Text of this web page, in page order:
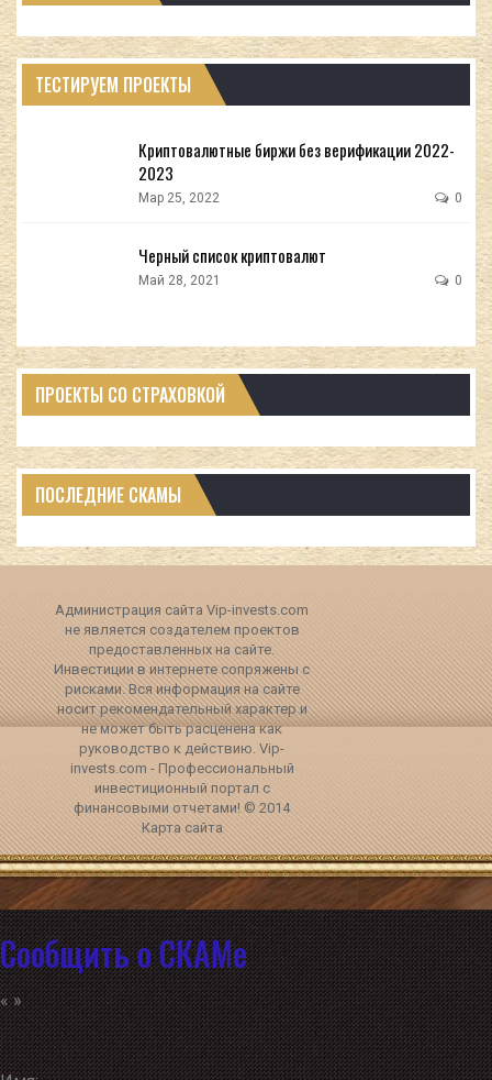
ТЕСТИРУЕМ ПРОЕКТЫ
Криптовалютные биржи без верификации 2022-
2023
Мар 25, 2022 0
Черный список криптовалют
Май 28, 2021 0
ПРОЕКТЫ СО СТРАХОВКОЙ
ПОСЛЕДНИЕ СКАМЫ
Администрация сайта Vip-invests.com
не является создателем проектов
предоставленных на сайте.
Инвестиции в интернете сопряжены с
рисками. Вся информация на сайте
носит рекомендательный характер и
не может быть расценена как
руководство к действию. Vip-
invests.com - Профессиональный
инвестиционный портал с
финансовыми отчетами! © 2014
Карта сайта
Сообщить о СКАМе
« »